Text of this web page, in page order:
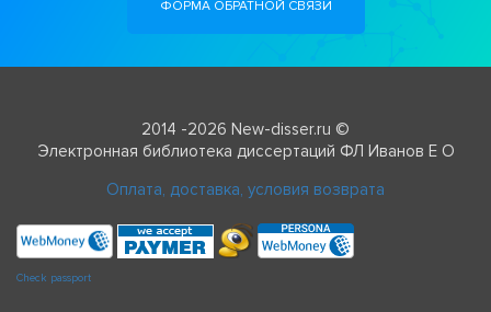
ФОРМА ОБРАТНОЙ СВЯЗИ
2014 -2026 New-disser.ru ©
Электронная библиотека диссертаций ФЛ Иванов Е О
Оплата, доставка, условия возврата
Check passport